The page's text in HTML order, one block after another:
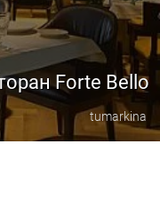
Forte Bello
tumarkina